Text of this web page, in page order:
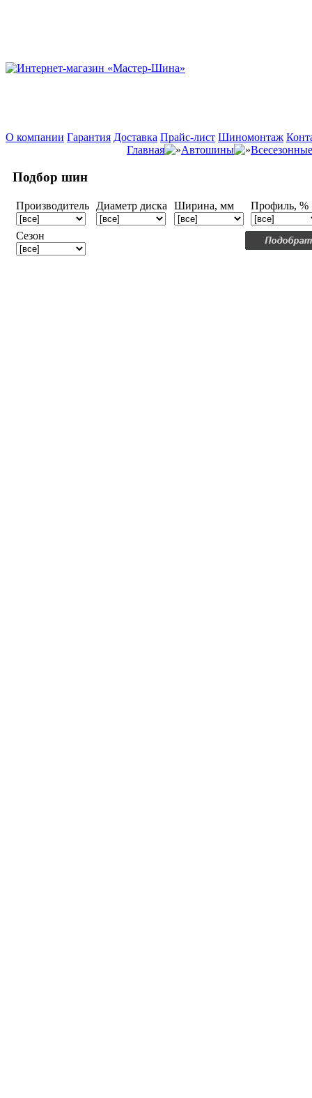
О компании Гарантия Доставка Прайс-лист Шиномонтаж
Главная
Автошины Всесезонные
Подбор шин
Производитель Диаметр диска Ширина, мм Профиль, %
Сезон